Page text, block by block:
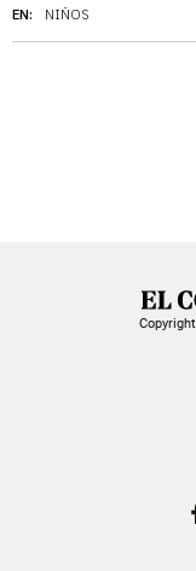
EN: NIÑOS